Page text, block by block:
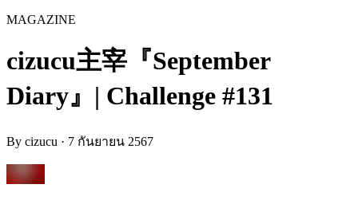
MAGAZINE
cizucu主宰『September
Diary』| Challenge #131
By cizucu · 7 กันยายน 2567